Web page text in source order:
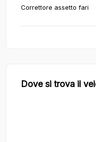
Correttore assetto fari
Dove si trova il